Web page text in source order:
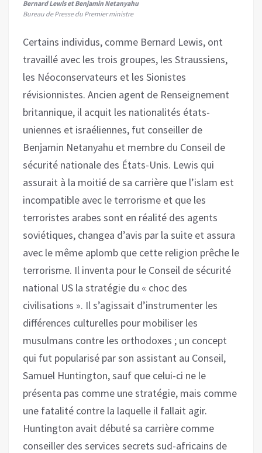
Bernard Lewis et Benjamin Netanyahu
Bureau de Presse du Premier ministre
Certains individus, comme Bernard Lewis, ont
travaillé avec les trois groupes, les Straussiens,
les Néoconservateurs et les Sionistes
révisionnistes. Ancien agent de Renseignement
britannique, il acquit les nationalités états-
uniennes et israéliennes, fut conseiller de
Benjamin Netanyahu et membre du Conseil de
sécurité nationale des États-Unis. Lewis qui
assurait à la moitié de sa carrière que l’islam est
incompatible avec le terrorisme et que les
terroristes arabes sont en réalité des agents
soviétiques, changea d’avis par la suite et assura
avec le même aplomb que cette religion prêche le
terrorisme. Il inventa pour le Conseil de sécurité
national US la stratégie du « choc des
civilisations ». Il s’agissait d’instrumenter les
différences culturelles pour mobiliser les
musulmans contre les orthodoxes ; un concept
qui fut popularisé par son assistant au Conseil,
Samuel Huntington, sauf que celui-ci ne le
présenta pas comme une stratégie, mais comme
une fatalité contre la laquelle il fallait agir.
Huntington avait débuté sa carrière comme
conseiller des services secrets sud-africains de